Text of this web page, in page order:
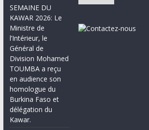
SEMAINE DU
KAWAR 2026: Le
Ministre de
l’Intérieur, le
Général de
Division Mohamed
TOUMBA a reçu
en audience son
homologue du
Burkina Faso et
délégation du
Kawar.